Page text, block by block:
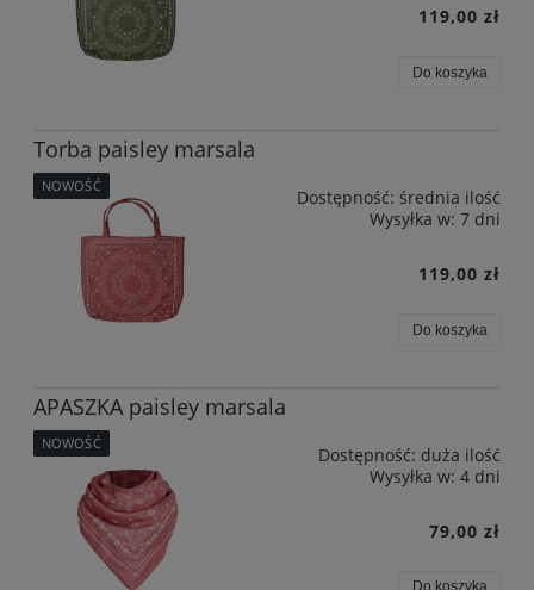
119,00 zł
Do koszyka
Torba paisley marsala
Dostępność: średnia ilość
Wysyłka w: 7 dni
119,00 zł
Do koszyka
NOWOŚĆ
APASZKA paisley marsala
Dostępność: duża ilość
Wysyłka w: 4 dni
79,00 zł
NOWOŚĆ